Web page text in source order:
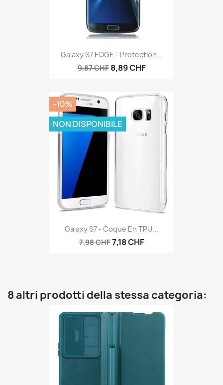
Galaxy S7 EDGE - Protection...
9,87 CHF 8,89 CHF
Galaxy S7 - Coque En TPU...
7,98 CHF7,18 CHF
-10%
NON DISPONIBILE
8 altri prodotti della stessa categoria: